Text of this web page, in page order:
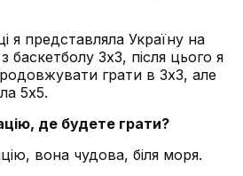
я представляла Україну на
баскетболу 3х3, після цього я
грати в 3х3, але
5х5.
де будете грати?
вона чудова, біля моря.